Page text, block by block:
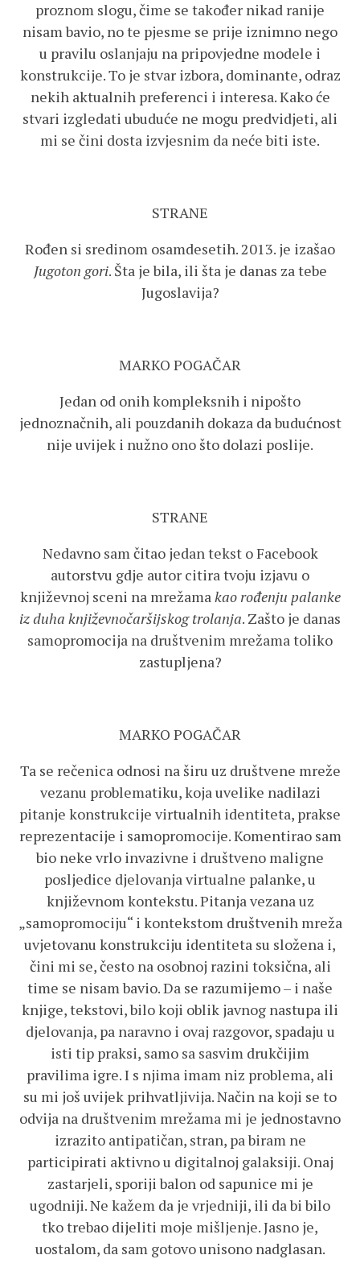
proznom slogu, čime se također nikad ranije
nisam bavio, no te pjesme se prije iznimno nego
u pravilu oslanjaju na pripovjedne modele i
konstrukcije. To je stvar izbora, dominante, odraz
nekih aktualnih preferenci i interesa. Kako će
stvari izgledati ubuduće ne mogu predvidjeti, ali
mi se čini dosta izvjesnim da neće biti iste.
STRANE
Rođen si sredinom osamdesetih. 2013. je izašao
Jugoton gori. Šta je bila, ili šta je danas za tebe
Jugoslavija?
MARKO POGAČAR
Jedan od onih kompleksnih i nipošto
jednoznačnih, ali pouzdanih dokaza da budućnost
nije uvijek i nužno ono što dolazi poslije.
STRANE
Nedavno sam čitao jedan tekst o Facebook
autorstvu gdje autor citira tvoju izjavu o
književnoj sceni na mrežamakao rođenju palanke
iz duha književnočaršijskog trolanja. Zašto je danas
samopromocija na društvenim mrežama toliko
zastupljena?
MARKO POGAČAR
Ta se rečenica odnosi na širu uz društvene mreže
vezanu problematiku, koja uvelike nadilazi
pitanje konstrukcije virtualnih identiteta, prakse
reprezentacije i samopromocije. Komentirao sam
bio neke vrlo invazivne i društveno maligne
posljedice djelovanja virtualne palanke, u
književnom kontekstu. Pitanja vezana uz
„samopromociju“ i kontekstom društvenih mreža
uvjetovanu konstrukciju identiteta su složena i,
čini mi se, često na osobnoj razini toksična, ali
time se nisam bavio. Da se razumijemo – i naše
knjige, tekstovi, bilo koji oblik javnog nastupa ili
djelovanja, pa naravno i ovaj razgovor, spadaju u
isti tip praksi, samo sa sasvim drukčijim
pravilima igre. I s njima imam niz problema, ali
su mi još uvijek prihvatljivija. Način na koji se to
odvija na društvenim mrežama mi je jednostavno
izrazito antipatičan, stran, pa biram ne
participirati aktivno u digitalnoj galaksiji. Onaj
zastarjeli, sporiji balon od sapunice mi je
ugodniji. Ne kažem da je vrjedniji, ili da bi bilo
tko trebao dijeliti moje mišljenje. Jasno je,
uostalom, da sam gotovo unisono nadglasan.